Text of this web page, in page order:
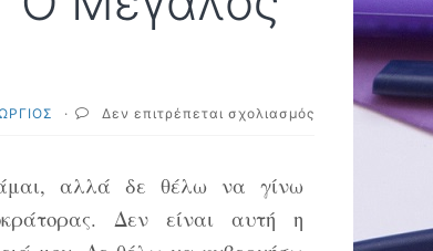
· Δεν επιτρέπεται σχολιασμός
αλλά δε θέλω να γίνω
Δεν είναι αυτή η